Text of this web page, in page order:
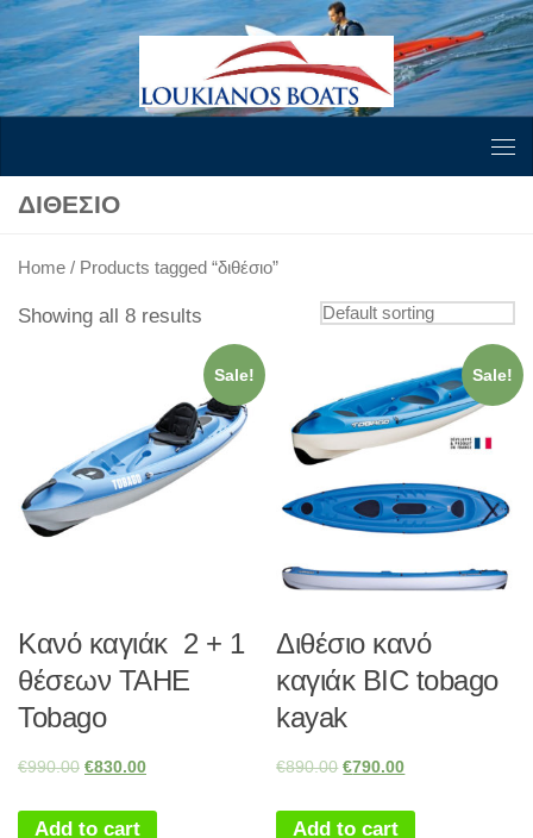
Skip to content
ΔΙΘΈΣΙΟ
Home / Products tagged “διθέσιο”
Showing all 8 results
Sale!
Kανό καγιάκ 2 + 1
θέσεων TAHE
Tobago
€990.00 €830.00
Add to cart
Sale!
Διθέσιο κανό
καγιάκ BIC tobago
kayak
€890.00 €790.00
Add to cart